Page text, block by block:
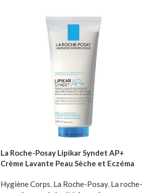
La Roche-Posay Lipikar Syndet AP+
Crème Lavante Peau Sèche et Eczéma
Hygiène Corps La Roche-Posay, La roche-